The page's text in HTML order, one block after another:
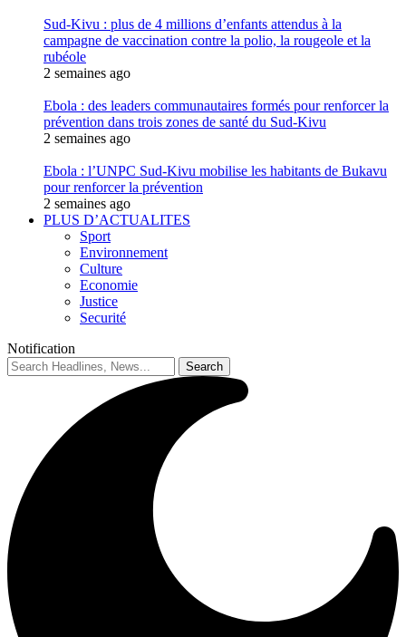
Sud-Kivu : plus de 4 millions d’enfants attendus à la
campagne de vaccination contre la polio, la rougeole et la
rubéole
2 semaines ago
Ebola : des leaders communautaires formés pour renforcer la
prévention dans trois zones de santé du Sud-Kivu
2 semaines ago
Ebola : l’UNPC Sud-Kivu mobilise les habitants de Bukavu
pour renforcer la prévention
2 semaines ago
PLUS D’ACTUALITES
Sport
Environnement
Culture
Economie
Justice
Securité
Notification